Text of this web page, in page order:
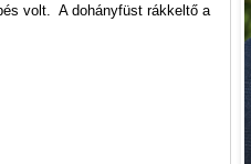
volt. A dohányfüst rákkeltő a